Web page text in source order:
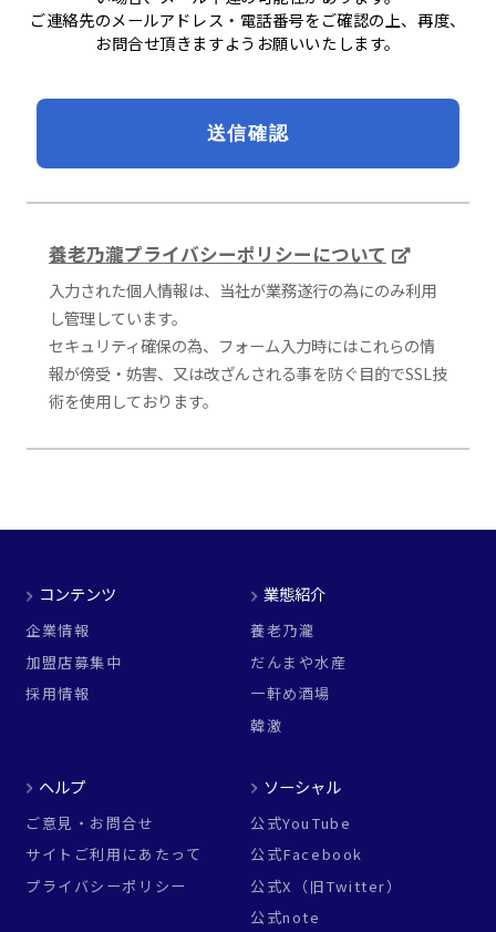
ご連絡先のメールアドレス・電話番号をご確認の上、再度、
お問合せ頂きますようお願いいたします。
養老乃瀧プライバシーポリシーについて
入力された個人情報は、当社が業務遂行の為にのみ利用
し管理しています。
セキュリティ確保の為、フォーム入力時にはこれらの情
報が傍受・妨害、又は改ざんされる事を防ぐ目的でSSL技
術を使用しております。
コンテンツ
企業情報
加盟店募集中
採用情報
業態紹介
養老乃瀧
だんまや水産
一軒め酒場
韓激
ヘルプ
ご意見・お問合せ
サイトご利用にあたって
プライバシーポリシー
ソーシャル
公式YouTube
公式Facebook
公式X（旧Twitter）
公式note